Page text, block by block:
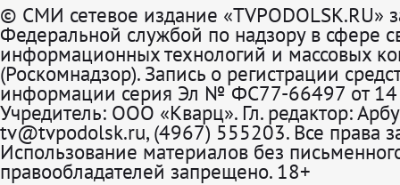
© СМИ сетевое издание «TVPODOLSK.RU»
Федеральной службой по надзору в сфере
информационных технологий и массовых
(Роскомнадзор). Запись о регистрации
информации серия Эл № ФС77-66497 от 14
Учредитель: ООО «Кварц». Гл. редактор:
tv@tvpodolsk.ru, (4967) 555203. Все права
Использование материалов без
правообладателей запрещено. 18+